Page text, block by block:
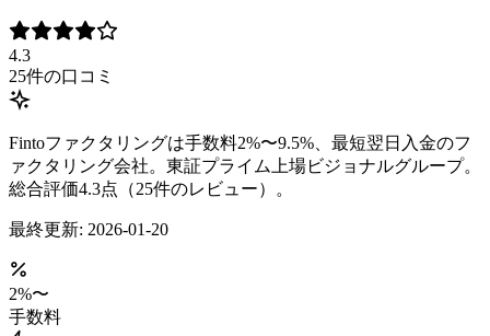
4.3
25件の口コミ
Fintoファクタリングは手数料2%〜9.5%、最短翌日入金のフ
ァクタリング会社。東証プライム上場ビジョナルグループ。
総合評価4.3点（25件のレビュー）。
最終更新: 2026-01-20
2%〜
手数料